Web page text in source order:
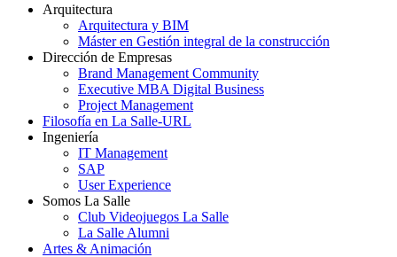
Arquitectura
Arquitectura y BIM
Máster en Gestión integral de la construcción
Dirección de Empresas
Brand Management Community
Executive MBA Digital Business
Project Management
Filosofía en La Salle-URL
Ingeniería
IT Management
SAP
User Experience
Somos La Salle
Club Videojuegos La Salle
La Salle Alumni
Artes & Animación